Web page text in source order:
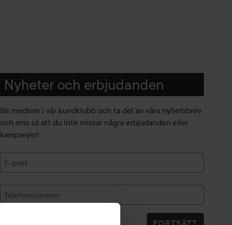
Nyheter och erbjudanden
Bli medlem i vår kundklubb och ta del av våra nyhetsbrev
och sms så att du inte missar några erbjudanden eller
kampanjer!
E-post
Telefonnummer
FORTSÄTT